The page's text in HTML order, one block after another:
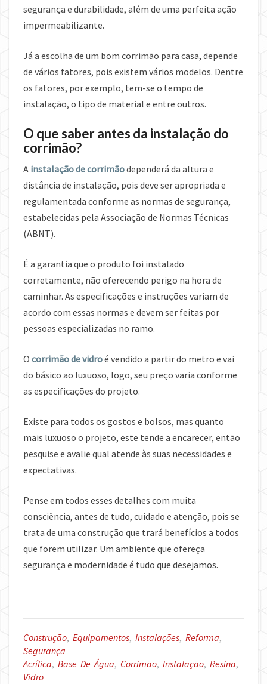
segurança e durabilidade, além de uma perfeita ação
impermeabilizante.
Já a escolha de um bom corrimão para casa, depende
de vários fatores, pois existem vários modelos. Dentre
os fatores, por exemplo, tem-se o tempo de
instalação, o tipo de material e entre outros.
O que saber antes da instalação do
corrimão?
A instalação de corrimãodependerá da altura e
distância de instalação, pois deve ser apropriada e
regulamentada conforme as normas de segurança,
estabelecidas pela Associação de Normas Técnicas
(ABNT).
É a garantia que o produto foi instalado
corretamente, não oferecendo perigo na hora de
caminhar. As especificações e instruções variam de
acordo com essas normas e devem ser feitas por
pessoas especializadas no ramo.
O corrimão de vidroé vendido a partir do metro e vai
do básico ao luxuoso, logo, seu preço varia conforme
as especificações do projeto.
Existe para todos os gostos e bolsos, mas quanto
mais luxuoso o projeto, este tende a encarecer, então
pesquise e avalie qual atende às suas necessidades e
expectativas.
Pense em todos esses detalhes com muita
consciência, antes de tudo, cuidado e atenção, pois se
trata de uma construção que trará benefícios a todos
que forem utilizar. Um ambiente que ofereça
segurança e modernidade é tudo que desejamos.
Construção, Equipamentos, Instalações, Reforma,
Segurança
Acrílica, Base De Água, Corrimão, Instalação, Resina,
Vidro